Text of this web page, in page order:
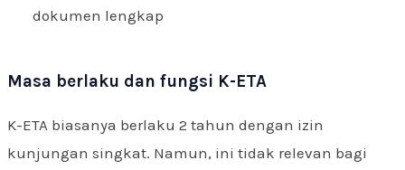
dokumen lengkap
Masa berlaku dan fungsi K-ETA
K-ETA biasanya berlaku 2 tahun dengan izin
kunjungan singkat. Namun, ini tidak relevan bagi